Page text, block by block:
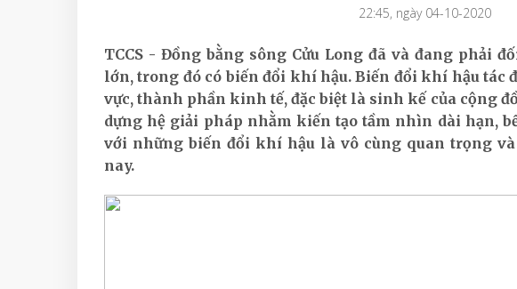
22:45, ngày 04-10-2020
TCCS - Đồng bằng sông Cửu Long đã và đang phải
lớn, trong đó có biến đổi khí hậu. Biến đổi khí hậu tác
vực, thành phần kinh tế, đặc biệt là sinh kế của cộng
dựng hệ giải pháp nhằm kiến tạo tầm nhìn dài hạn,
với những biến đổi khí hậu là vô cùng quan trọng
nay.